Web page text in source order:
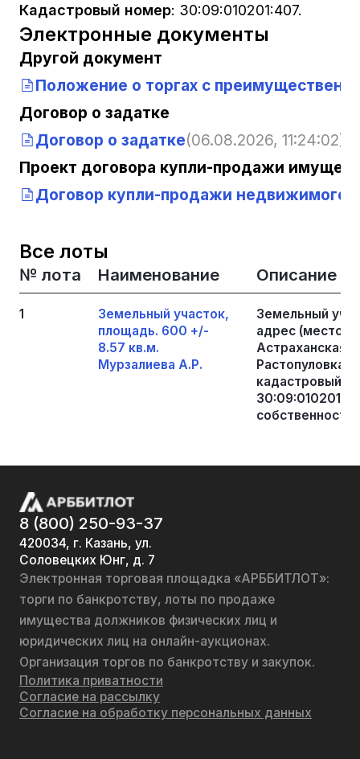
Кадастровый номер: 30:09:010201:407.
Электронные документы
Другой документ
Положение о торгах с
Договор о задатке
Договор о задатке(06.08.2026, 11:24:02)
Проект договора купли-продажи
Договор купли-продажи недвижимого
Все лоты
№ лота Наименование Описание
1
Земельный участок,
площадь. 600 +/-
8.57 кв.м.
Мурзалиева А.Р.
Земельный
адрес
Астраханская,
Растопуловка,
кадастровый
8 (800) 250-93-37
420034, г. Казань, ул.
Соловецких Юнг, д. 7
Электронная торговая площадка «АРББИТЛОТ»:
торги по банкротству, лоты по продаже
имущества должников физических лиц и
юридических лиц на онлайн-аукционах.
Организация торгов по банкротству и закупок.
Политика приватности
Согласие на рассылку
Согласие на обработку персональных данных